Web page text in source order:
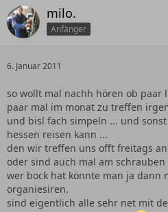
milo.
Anfänger
6. Januar 2011
so wollt mal nachh hören ob paar
paar mal im monat zu treffen
und bisl fach simpeln ... und
hessen reisen kann ...
den wir treffen uns offt freitags
oder sind auch mal am schrauben
wer bock hat könnte man ja dann
organiesiren.
sind eigentlich alle sehr net mit